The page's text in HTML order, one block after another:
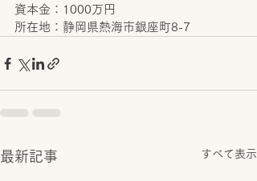
資本金：1000万円
所在地：静岡県熱海市銀座町8-7
最新記事 すべて表示